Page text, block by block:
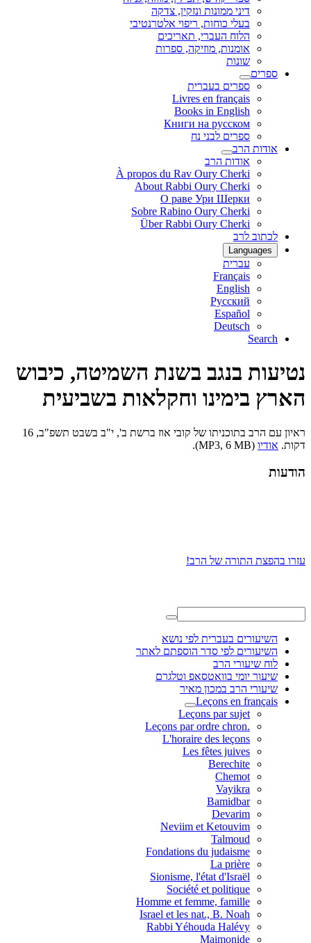
דיני ממונות ונזקין, צדקה
בעלי כוחות, ריפוי אלטרנטיבי
הלוח העברי, תאריכים
אומנות, מוזיקה, ספרות
שונות
ספרים
ספרים בעברית
Livres en français
Books in English
Книги на русском
ספרים לבני נח
אודות הרב
אודות הרב
À propos du Rav Oury Cherki
About Rabbi Oury Cherki
О раве Ури Шерки
Sobre Rabino Oury Cherki
Über Rabbi Oury Cherki
לכתוב לרב
Languages
עברית
Français
English
Русский
Español
Deutsch
Search
נטיעות בנגב בשנת השמיטה, כיבוש
הארץ בימינו וחקלאות בשביעית
ראיון עם הרב בתוכניתו של קובי אוז ברשת ב', י"ב בשבט תשפ"ב, 16
דקות. אודיו (MP3, 6 MB).
הודעות
עזרו בהפצת התורה של הרב!
השיעורים בעברית לפי נושא
השיעורים לפי סדר הוספתם לאתר
לוח שיעורי הרב
שיעור יומי בוואטסאפ וטלגרם
שיעורי הרב במכון מאיר
Leçons en français
Leçons par sujet
.Leçons par ordre chron
L'horaire des leçons
Les fêtes juives
Berechite
Chemot
Vayikra
Bamidbar
Devarim
Neviim et Ketouvim
Talmoud
Fondations du judaisme
La prière
Sionisme, l'état d'Israël
Société et politique
Homme et femme, famille
Israel et les nat., B. Noah
Rabbi Yéhouda Halévy
Maimonide